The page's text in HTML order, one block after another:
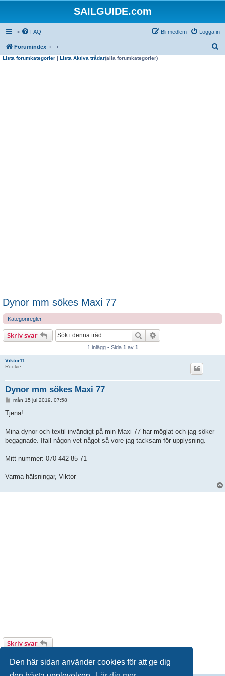
Den här sidan använder cookies för att ge dig
SAILGUIDE.com
> FAQ Logga in
Bli medlem
Forumindex
Lista forumkategorier | Lista Aktiva trådar(alla forumkategorier)
Dynor mm sökes Maxi 77
Kategoriregler
Skriv svar Sök
1 inlägg • Sida 1 av 1
Viktor11
Rookie
Dynor mm sökes Maxi 77
l
g
mån 15 jul 2019, 07:58
Tjena!
Mina dynor och textil invändigt på min Maxi 77 har möglat och jag söker
begagnade. Ifall någon vet något så vore jag tacksam för upplysning.
Mitt nummer: 070 442 85 71
Varma hälsningar, Viktor
Skriv svar